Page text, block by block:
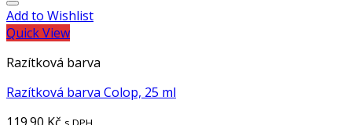
Add to Wishlist
Quick View
Razítková barva
Razítková barva Colop, 25 ml